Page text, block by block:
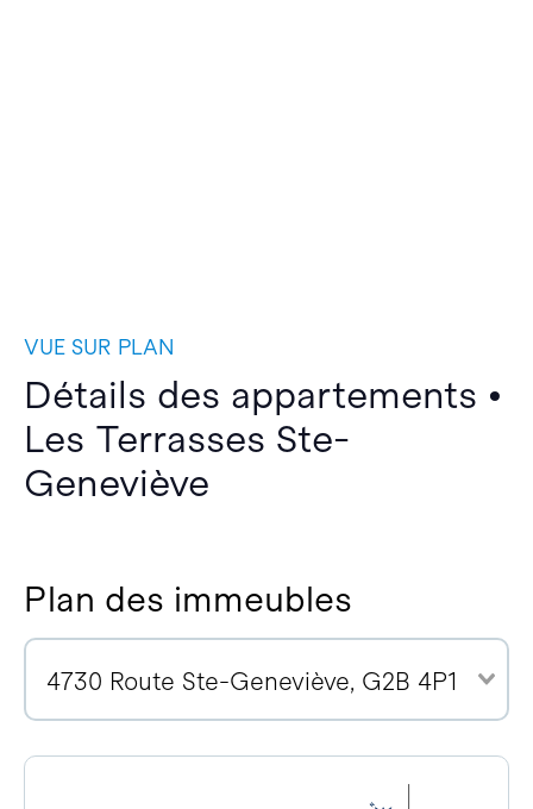
VUE SUR PLAN
Détails des appartements •
Les Terrasses Ste-
Geneviève
Plan des immeubles
4730 Route Ste-Geneviève, G2B 4P1